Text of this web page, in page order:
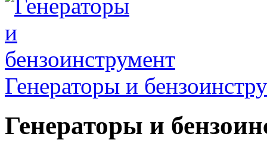
Генераторы и
Генераторы и